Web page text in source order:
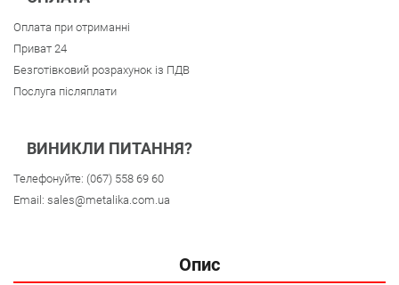
Оплата при отриманні
Приват 24
Безготівковий розрахунок із ПДВ
Послуга післяплати
ВИНИКЛИ ПИТАННЯ?
Телефонуйте: (067) 558 69 60
Email: sales@metalika.com.ua
Опис